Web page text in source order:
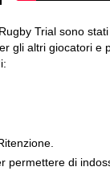
Trial sono
gli altri giocatori e
permettere di